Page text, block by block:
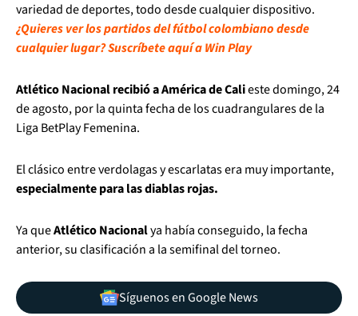
variedad de deportes, todo desde cualquier dispositivo.
¿Quieres ver los partidos del fútbol colombiano desde
cualquier lugar? Suscríbete aquí a Win Play
Atlético Nacional recibió a América de Calieste domingo, 24
de agosto, por la quinta fecha de los cuadrangulares de la
Liga BetPlay Femenina.
El clásico entre verdolagas y escarlatas era muy importante,
especialmente para las diablas rojas.
Ya queAtlético Nacionalya había conseguido, la fecha
anterior, su clasificación a la semifinal del torneo.
Síguenos en Google News